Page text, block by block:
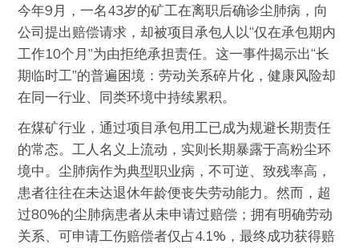
今年9月，一名43岁的矿工在离职后确诊尘肺病，向
公司提出赔偿请求，却被项目承包人以“仅在承包期内
工作10个月”为由拒绝承担责任。这一事件揭示出“长
期临时工”的普遍困境：劳动关系碎片化，健康风险却
在同一行业、同类环境中持续累积。
在煤矿行业，通过项目承包用工已成为规避长期责任
的常态。工人名义上流动，实则长期暴露于高粉尘环
境中。尘肺病作为典型职业病，不可逆、致残率高，
患者往往在未达退休年龄便丧失劳动能力。然而，超
过80%的尘肺病患者从未申请过赔偿；拥有明确劳动
关系、可申请工伤赔偿者仅占4.1%，最终成功获得赔